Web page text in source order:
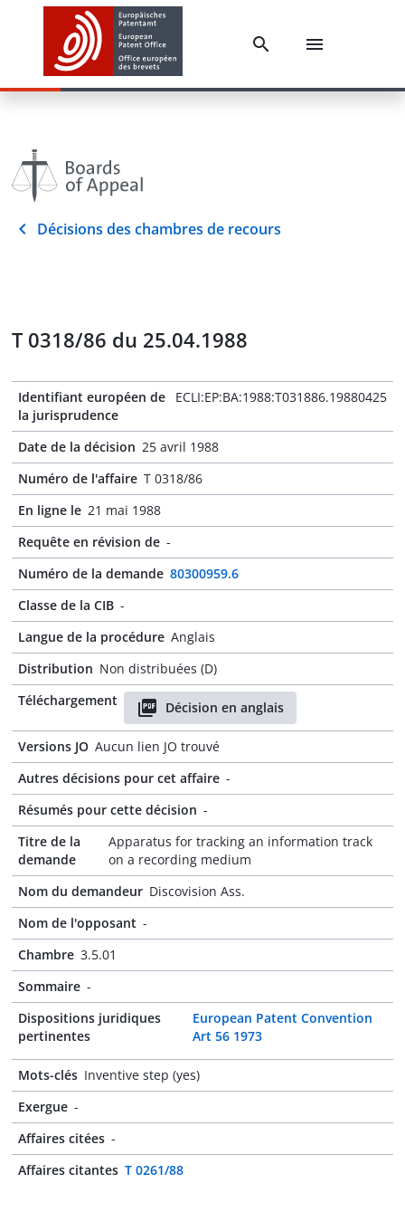
Décisions des chambres de recours
T 0318/86 du 25.04.1988
Identifiant européen de
la jurisprudence
ECLI:EP:BA:1988:T031886.19880425
Date de la décision 25 avril 1988
Numéro de l'affaire T 0318/86
En ligne le 21 mai 1988
Requête en révision de -
Numéro de la demande 80300959.6
Classe de la CIB -
Langue de la procédure Anglais
Distribution Non distribuées (D)
Téléchargement
Décision en anglais
Versions JO Aucun lien JO trouvé
Autres décisions pour cet affaire -
Résumés pour cette décision -
Titre de la
demande
Apparatus for tracking an information track
on a recording medium
Nom du demandeur Discovision Ass.
Nom de l'opposant -
Chambre 3.5.01
Sommaire -
Dispositions juridiques
pertinentes
European Patent Convention
Art 56 1973
Mots-clés Inventive step (yes)
Exergue -
Affaires citées -
Affaires citantes T 0261/88